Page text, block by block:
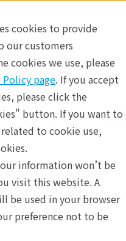
cookies to provide
our customers
cookies we use, please
page. If you accept
please click the
button. If you want to
to cookie use,
information won’t be
visit this website. A
be used in your browser
preference not to be
分析
DSC
ンノート
るエポキシ
ンノート B-TA1047